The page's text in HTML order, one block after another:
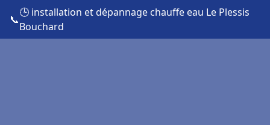
📞
🕒 installation et dépannage chauffe eau Le Plessis
Bouchard